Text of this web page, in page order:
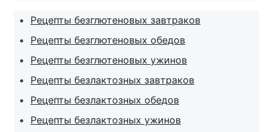
Рецепты безглютеновых завтраков
Рецепты безглютеновых обедов
Рецепты безглютеновых ужинов
Рецепты безлактозных завтраков
Рецепты безлактозных обедов
Рецепты безлактозных ужинов